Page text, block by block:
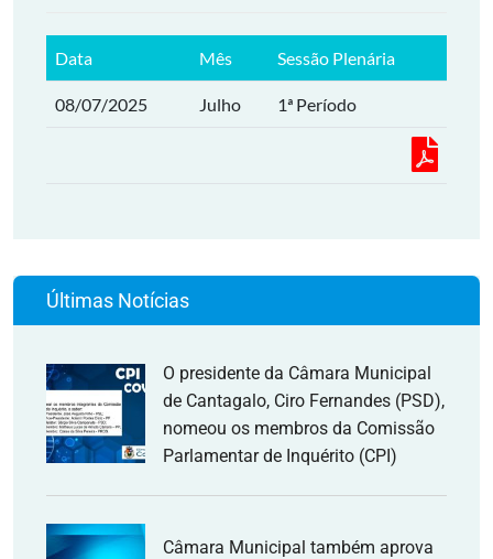
Data Mês Sessão Plenária
08/07/2025 Julho 1ª Período
Últimas Notícias
O presidente da Câmara Municipal
de Cantagalo, Ciro Fernandes (PSD),
nomeou os membros da Comissão
Parlamentar de Inquérito (CPI)
Câmara Municipal também aprova